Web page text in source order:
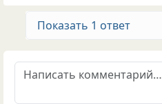
Показать 1 ответ